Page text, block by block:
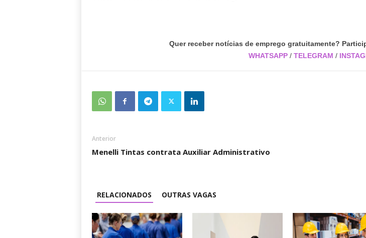
Quer receber notícias de emprego gratuitamente?
WHATSAPP/ TELEGRAM /
Anterior
Menelli Tintas contrata Auxiliar Administrativo
RELACIONADOS OUTRAS VAGAS